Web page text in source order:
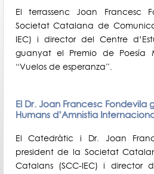
El terrassenc Joan Francesc
Societat Catalana de
IEC) i director del Centre
guanyat el Premio de Poesía
“Vuelos de esperanza”.
El Dr. Joan Francesc Fondevila
Humans d’Amnistia
El Catedràtic i Dr. Joan
president de la Societat
Catalans (SCC-IEC) i director